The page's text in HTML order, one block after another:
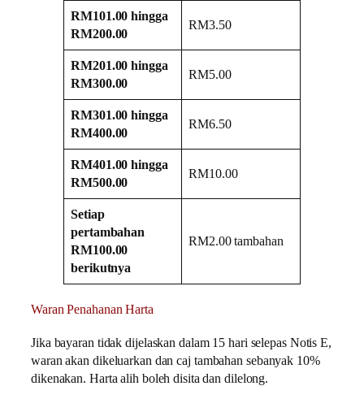
RM101.00 hingga
RM200.00
RM3.50
RM201.00 hingga
RM300.00
RM5.00
RM301.00 hingga
RM400.00
RM6.50
RM401.00 hingga
RM500.00
RM10.00
Setiap
pertambahan
RM100.00
berikutnya
RM2.00 tambahan
Waran Penahanan Harta
Jika bayaran tidak dijelaskan dalam 15 hari selepas Notis E,
waran akan dikeluarkan dan caj tambahan sebanyak 10%
dikenakan. Harta alih boleh disita dan dilelong.